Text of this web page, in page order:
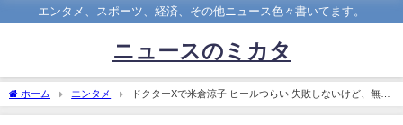
エンタメ、スポーツ、経済、その他ニュース色々書いてます。
ニュースのミカタ
ホーム エンタメ
ドクターXで米倉涼子 ヒールつらい 失敗しないけど、無敵
じゃないとは・・・